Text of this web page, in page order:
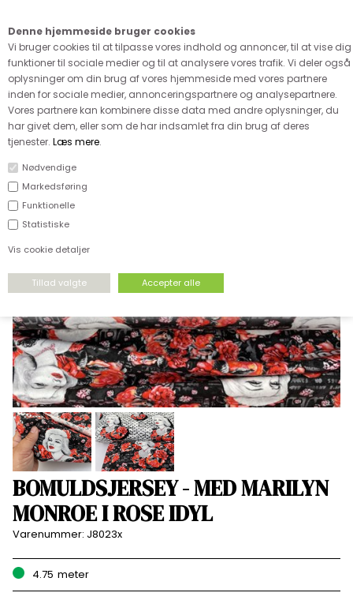
Denne hjemmeside bruger cookies
Vi bruger cookies til at tilpasse vores indhold og annoncer, til at vise dig
funktioner til sociale medier og til at analysere vores trafik. Vi deler også
oplysninger om din brug af vores hjemmeside med vores partnere
inden for sociale medier, annonceringspartnere og analysepartnere.
Vores partnere kan kombinere disse data med andre oplysninger, du
har givet dem, eller som de har indsamlet fra din brug af deres
tjenester. Læs mere.
Nødvendige
Markedsføring
Funktionelle
Statistiske
Vis cookie detaljer
FORSIDE›STRÆKSTOF
BOMULDSJERSEY - MED MARILYN
MONROE I ROSE IDYL
Varenummer: J8023x
4.75 meter